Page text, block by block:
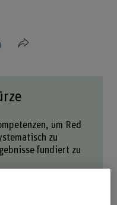
Teilen
um Red
zu
fundiert zu
und somit die